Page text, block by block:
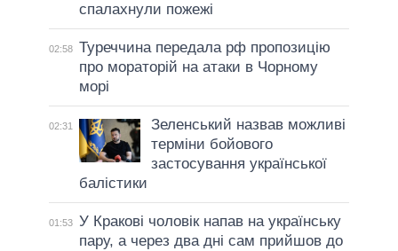
спалахнули пожежі
02:58 Туреччина передала рф пропозицію
про мораторій на атаки в Чорному
морі
02:31
Зеленський назвав можливі
терміни бойового
застосування української
балістики
01:53 У Кракові чоловік напав на українську
пару, а через два дні сам прийшов до